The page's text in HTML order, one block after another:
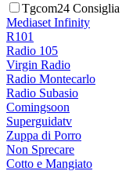
Tgcom24 Consiglia
Mediaset Infinity
R101
Radio 105
Virgin Radio
Radio Montecarlo
Radio Subasio
Comingsoon
Superguidatv
Zuppa di Porro
Non Sprecare
Cotto e Mangiato